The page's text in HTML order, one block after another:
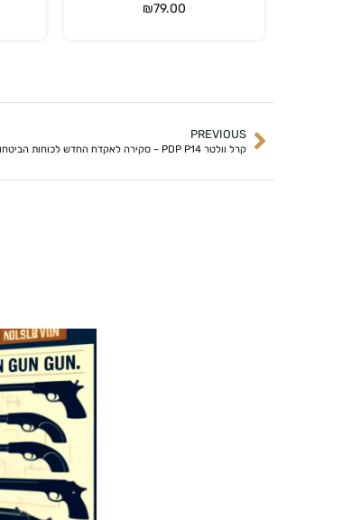
₪79.00
PREVIOUS
קרל וולטר PDP P14 – סקירה לאקדח החדש לכוחות הביטחון